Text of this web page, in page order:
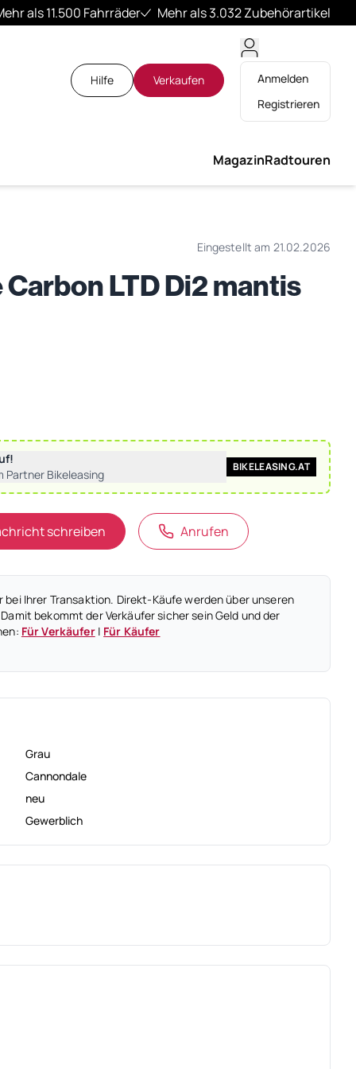
als 11.500 Fahrräder Mehr als 3.032 Zubehörartikel
Hilfe Verkaufen
Anmelden
Registrieren
MagazinRadtouren
Eingestellt am 21.02.2026
LTD Di2 mantis
Partner Bikeleasing
BIKELEASING.AT
schreiben Anrufen
Ihrer Transaktion. Direkt-Käufe werden über unseren
bekommt der Verkäufer sicher sein Geld und der
Für Verkäufer| Für Käufer
Grau
Cannondale
neu
Gewerblich